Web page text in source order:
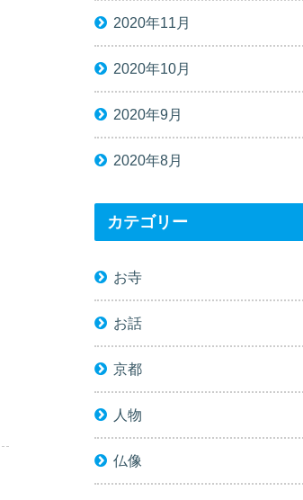
2020年11月
2020年10月
2020年9月
2020年8月
カテゴリー
お寺
お話
京都
人物
仏像